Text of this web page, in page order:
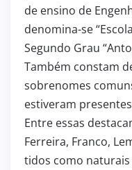
de ensino de
denomina-se
Segundo Grau
Também constam
sobrenomes
estiveram
Entre essas
Ferreira, Franco,
tidos como